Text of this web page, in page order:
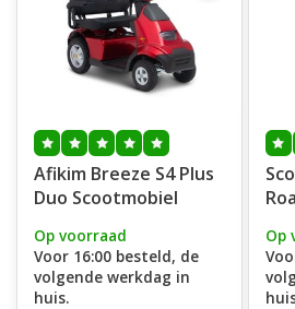
Afikim Breeze S4 Plus
Duo Scootmobiel
Op voorraad
Voor 16:00 besteld, de
volgende werkdag in
huis.
Op